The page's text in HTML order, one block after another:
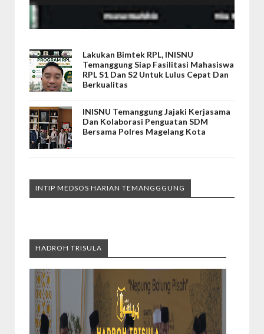
Lakukan Bimtek RPL, INISNU
Temanggung Siap Fasilitasi Mahasiswa
RPL S1 Dan S2 Untuk Lulus Cepat Dan
Berkualitas
INISNU Temanggung Jajaki Kerjasama
Dan Kolaborasi Penguatan SDM
Bersama Polres Magelang Kota
INTIP MEDSOS HARIAN TEMANGGGUNG
HADROH TRISULA